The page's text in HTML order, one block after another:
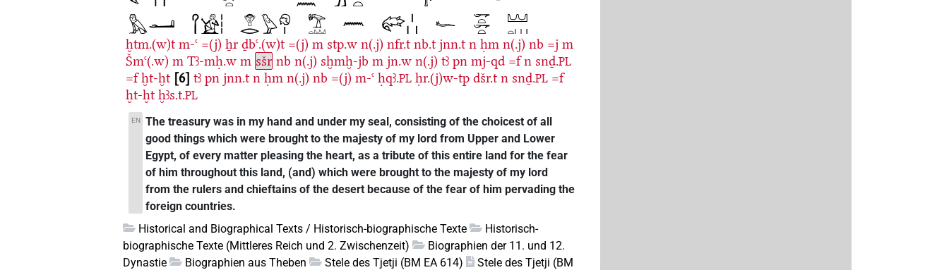
ḫtm.(w)t m-ꜥ =(j) ẖr ḏbꜥ.(w)t =(j) m stp.w n(.j) nfr.t nb.t jnn.t n ḥm n(.j) nb =j m
Šmꜥ(.w) m Tꜣ-mḥ.w m sšr nb n(.j) sḫmḫ-jb m jn.w n(.j) tꜣ pn mj-qd =f n snḏ.PL
=f ḫt-ḫt 6 tꜣ pn jnn.t n ḥm n(.j) nb =(j) m-ꜥ ḥqꜣ.PL ḥr.(j)w-tp dšr.t n snḏ.PL =f
ḫt-ḫt ḫꜣs.t.PL
EN The treasury was in my hand and under my seal, consisting of the choicest of all
good things which were brought to the majesty of my lord from Upper and Lower
Egypt, of every matter pleasing the heart, as a tribute of this entire land for the fear
of him throughout this land, (and) which were brought to the majesty of my lord
from the rulers and chieftains of the desert because of the fear of him pervading the
foreign countries.
Historical and Biographical Texts / Historisch-biographische Texte
Historisch-
biographische Texte (Mittleres Reich und 2. Zwischenzeit)
Biographien der 11. und 12.
Dynastie
Biographien aus Theben Stele des Tjetji (BM EA 614)
Stele des Tjetji (BM